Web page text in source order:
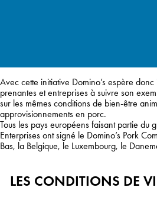
Avec cette initiative Domino’s espère
prenantes et entreprises à suivre son
sur les mêmes conditions de bien-être
approvisionnements en porc.
Tous les pays européens faisant partie du
Enterprises ont signé le Domino’s Pork
Bas, la Belgique, le Luxembourg, le
LES CONDITIONS DE